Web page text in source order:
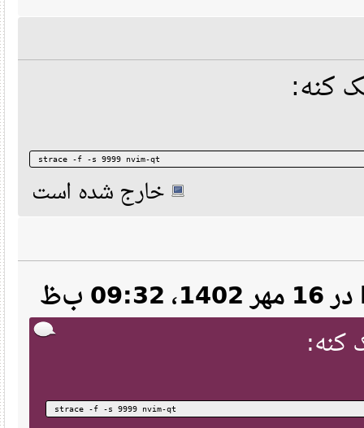
strace -f -s 9999 nvim-qt
خارج شده است
strace -f -s 9999 nvim-qt